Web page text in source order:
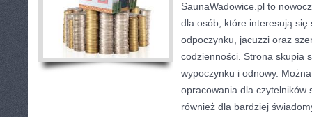
SaunaWadowice.pl to
dla osób, które interesują się
odpoczynku, jacuzzi oraz
codzienności. Strona skupia
wypoczynku i odnowy.
opracowania dla czytelników
również dla bardziej